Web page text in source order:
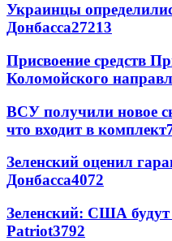
Украинцы
Донбасса27213
Присвоение средств
Коломойского
ВСУ получили новое
что входит в комплект
Зеленский оценил
Донбасса4072
Зеленский: США будут
Patriot3792